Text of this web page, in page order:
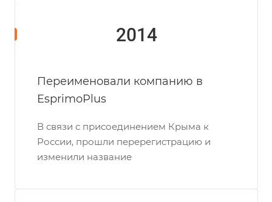
2014
Переименовали компанию в
EsprimoPlus
В связи с присоединением Крыма к
России, прошли перерегистрацию и
изменили название